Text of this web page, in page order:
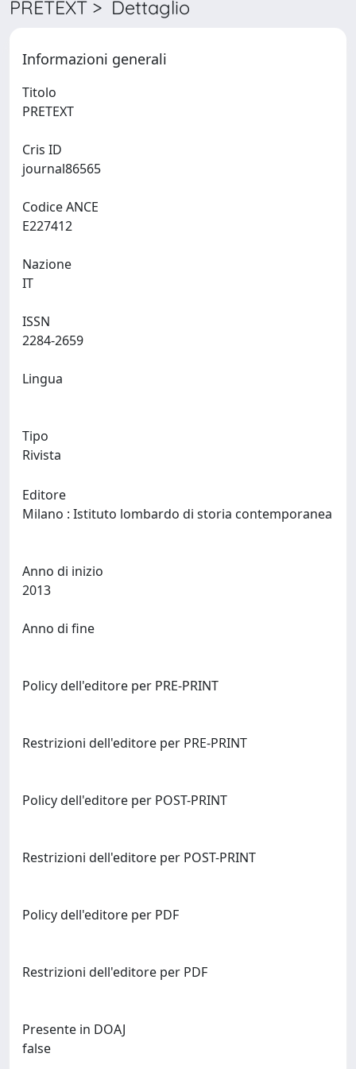
PRETEXT > Dettaglio
Informazioni generali
Titolo
Cris ID
Codice ANCE
Nazione
ISSN
Lingua
Tipo
Rivista
Editore
Milano : Istituto lombardo di storia contemporanea
Anno di inizio
Anno di fine
Policy dell'editore per PRE-PRINT
Restrizioni dell'editore per PRE-PRINT
Policy dell'editore per POST-PRINT
Restrizioni dell'editore per POST-PRINT
Policy dell'editore per PDF
Restrizioni dell'editore per PDF
Presente in DOAJ